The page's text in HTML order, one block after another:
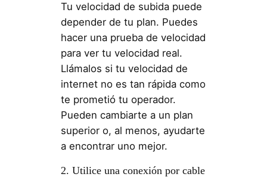
Tu velocidad de subida puede
depender de tu plan. Puedes
hacer una prueba de velocidad
para ver tu velocidad real.
Llámalos si tu velocidad de
internet no es tan rápida como
te prometió tu operador.
Pueden cambiarte a un plan
superior o, al menos, ayudarte
a encontrar uno mejor.
2. Utilice una conexión por cable